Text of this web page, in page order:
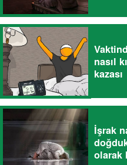
nasıl
kazası
İşrak
olarak